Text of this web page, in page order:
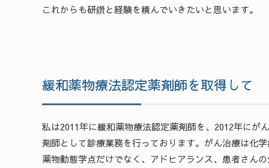
これからも研鑽と経験を積んでいきたいと思います。
緩和薬物療法認定薬剤師を取得して
私は2011年に緩和薬物療法認定薬剤師を、2012年に
剤師として診療業務を行っております。がん治療は化
薬物動態学点だけでなく、アドヒアランス、患者さん